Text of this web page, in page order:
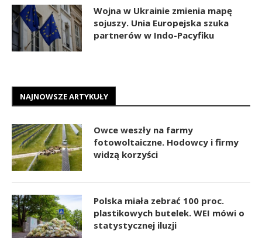
Wojna w Ukrainie zmienia mapę
sojuszy. Unia Europejska szuka
partnerów w Indo-Pacyfiku
NAJNOWSZE ARTYKUŁY
Owce weszły na farmy
fotowoltaiczne. Hodowcy i firmy
widzą korzyści
Polska miała zebrać 100 proc.
plastikowych butelek. WEI mówi o
statystycznej iluzji